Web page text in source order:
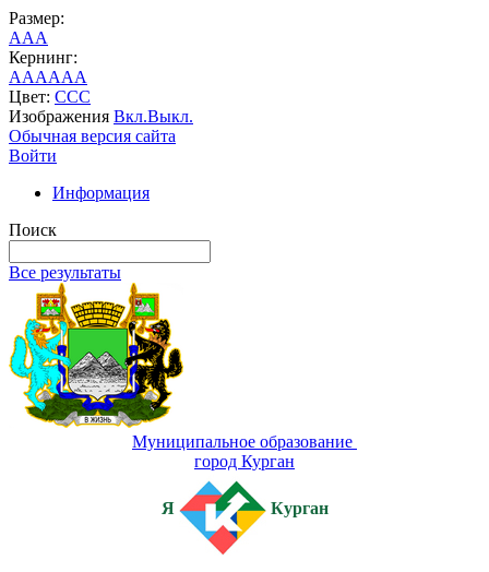
Размер:
AAA
Кернинг:
AAAAAA
Цвет: CCC
Изображения Вкл.Выкл.
Обычная версия сайта
Войти
Информация
Поиск
Все результаты
Муниципальное образование
город Курган
Я Курган